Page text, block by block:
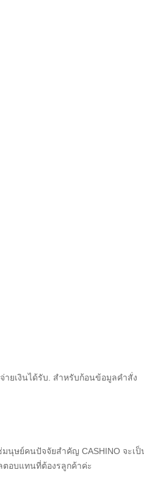
ายเงินได้รับ. สำหรับก้อนข้อมูลคำสั่ง
มนุษย์คนปัจจัยสำคัญ CASHINO จะเป็
ตอบแทนที่ต้องรลูกค้าค่ะ